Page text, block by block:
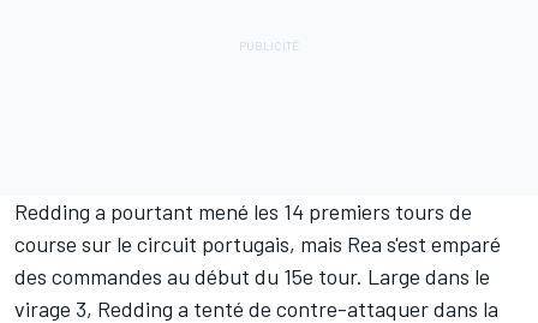
Redding a pourtant mené les 14 premiers tours de
course sur le circuit portugais, mais Rea s'est emparé
des commandes au début du 15e tour. Large dans le
virage 3, Redding a tenté de contre-attaquer dans la